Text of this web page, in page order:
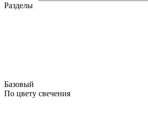
Разделы
Базовый
По цвету свечения